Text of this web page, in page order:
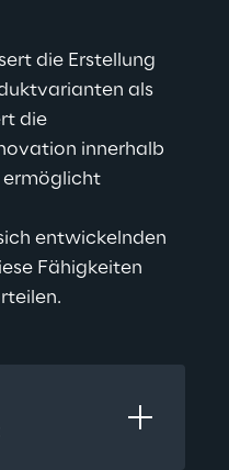
die Erstellung
als
die
innerhalb
ermöglicht
entwickelnden
Fähigkeiten